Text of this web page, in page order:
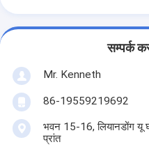
सम्पर्क
Mr. Kenneth
86-19559219692
भवन 15-16, लियानडोंग यू
प्रांत